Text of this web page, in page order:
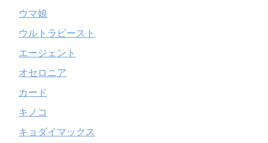
ウマ娘
ウルトラビースト
エージェント
オセロニア
カード
キノコ
キョダイマックス